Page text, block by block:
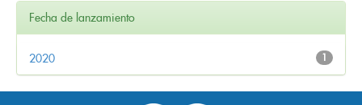
Fecha de lanzamiento
1
2020